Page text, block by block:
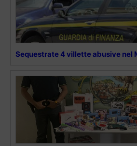
Sequestrate 4 villette abusive nel